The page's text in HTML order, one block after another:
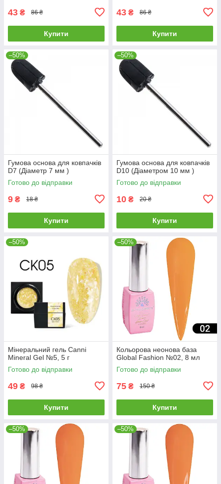
43 ₴ 86 ₴
Купити
43 ₴ 86 ₴
Купити
–50%
Гумова основа для ковпачків
D7 (Діаметр 7 мм )
Готово до відправки
9 ₴ 18 ₴
Купити
–50%
Гумова основа для ковпачків
D10 (Діаметром 10 мм )
Готово до відправки
10 ₴ 20 ₴
Купити
–50%
Мінеральний гель Canni
Mineral Gel №5, 5 г
Готово до відправки
49 ₴ 98 ₴
Купити
–50%
Кольорова неонова база
Global Fashion №02, 8 мл
Готово до відправки
75 ₴ 150 ₴
Купити
–50% –50%